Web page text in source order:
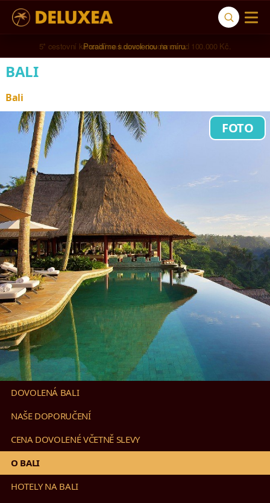
5* cestovní kancelář na luxusní dovolenou od 100.000 Kč.
BALI
Bali
FOTO
DOVOLENÁ BALI
NAŠE DOPORUČENÍ
CENA DOVOLENÉ VČETNĚ SLEVY
O BALI
HOTELY NA BALI